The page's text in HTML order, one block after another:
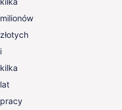
milionów
złotych
i
kilka
lat
pracy